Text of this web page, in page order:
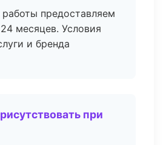
предоставляем
месяцев. Условия
и бренда
при